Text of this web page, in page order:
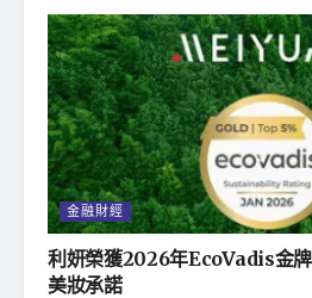
金融財經
利妍榮獲2026年EcoVadis金
美妝承諾